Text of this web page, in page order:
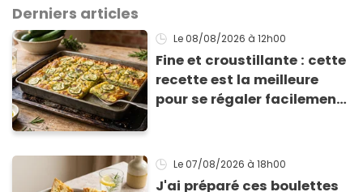
Derniers articles
Le 08/08/2026 à 12h00
Fine et croustillante : cette
recette est la meilleure
pour se régaler facilement
Le 07/08/2026 à 18h00
J'ai préparé ces boulettes